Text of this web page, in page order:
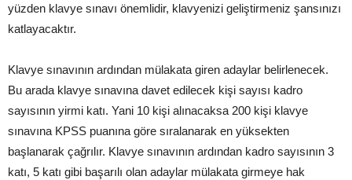
yüzden klavye sınavı önemlidir, klavyenizi geliştirmeniz şansınızı
katlayacaktır.
Klavye sınavının ardından mülakata giren adaylar belirlenecek.
Bu arada klavye sınavına davet edilecek kişi sayısı kadro
sayısının yirmi katı. Yani 10 kişi alınacaksa 200 kişi klavye
sınavına KPSS puanına göre sıralanarak en yüksekten
başlanarak çağrılır. Klavye sınavının ardından kadro sayısının 3
katı, 5 katı gibi başarılı olan adaylar mülakata girmeye hak